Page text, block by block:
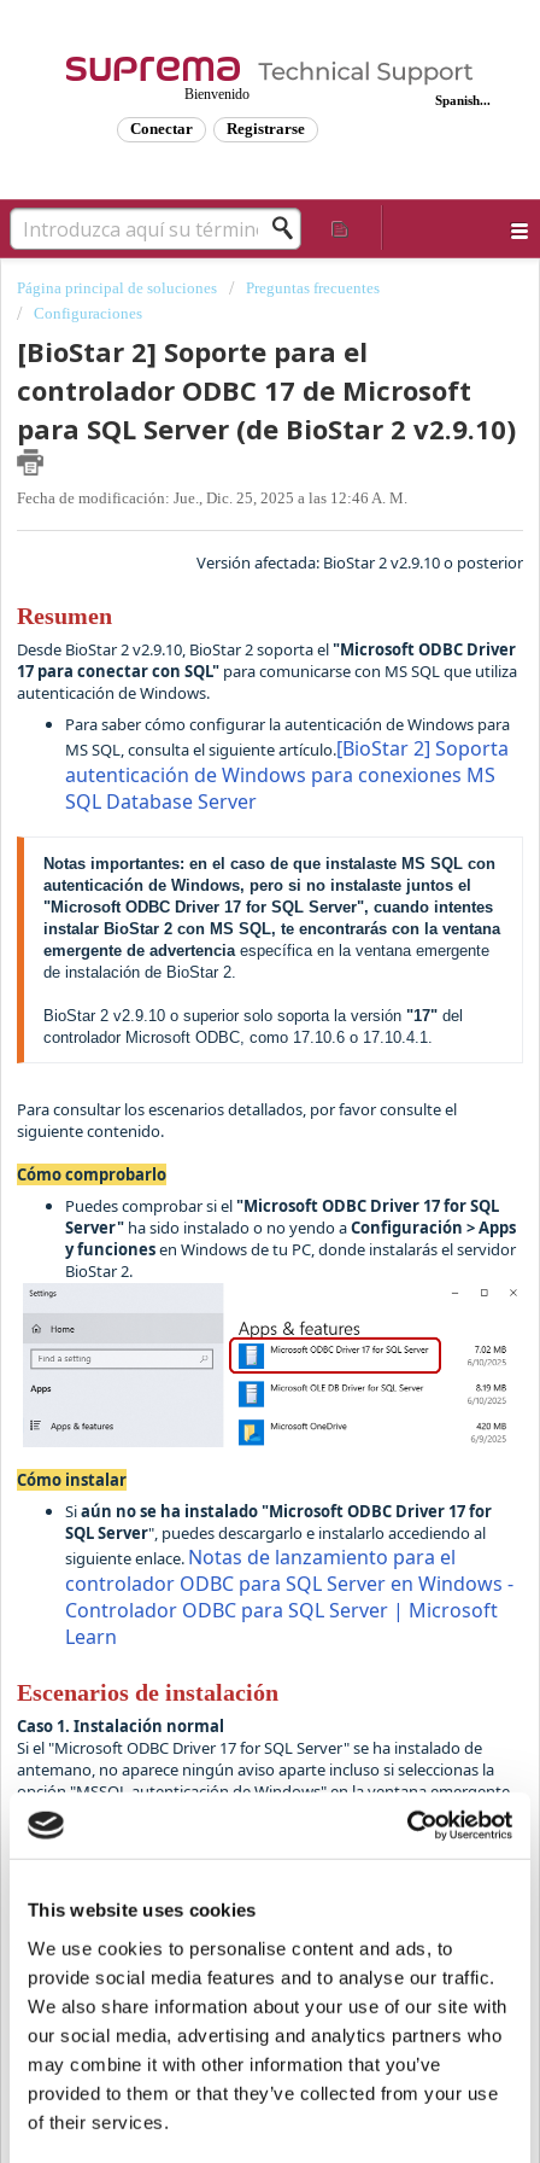
This website uses cookies
We use cookies to personalise content and ads, to
provide social media features and to analyse our traffic.
We also share information about your use of our site with
our social media, advertising and analytics partners who
may combine it with other information that you’ve
provided to them or that they’ve collected from your use
of their services.
Spanish...
Bienvenido
Conectar Registrarse
Página principal de soluciones
Preguntas frecuentes
Configuraciones
[BioStar 2] Soporte para el
controlador ODBC 17 de Microsoft
para SQL Server (de BioStar 2 v2.9.10)
Fecha de modificación: Jue., Dic. 25, 2025 a las 12:46 A. M.
Versión afectada: BioStar 2 v2.9.10 o posterior
Resumen
Desde BioStar 2 v2.9.10, BioStar 2 soporta el"Microsoft ODBC Driver
17 para conectar con SQL" para comunicarse con MS SQL que utiliza
autenticación de Windows.
Para saber cómo configurar la autenticación de Windows para
MS SQL, consulta el siguiente artículo.[BioStar 2] Soporta
autenticación de Windows para conexiones MS
SQL Database Server
Notas importantes: en el caso de que instalaste MS SQL con
autenticación de Windows, pero si no instalaste juntos el
"Microsoft ODBC Driver 17 for SQL Server", cuando intentes
instalar BioStar 2 con MS SQL, te encontrarás con la ventana
emergente de advertenciaespecífica en la ventana emergente
de instalación de BioStar 2.
BioStar 2 v2.9.10 o superior solo soporta la versión "17" del
controlador Microsoft ODBC, como 17.10.6 o 17.10.4.1.
Para consultar los escenarios detallados, por favor consulte el
siguiente contenido.
Cómo comprobarlo
Puedes comprobar si el"Microsoft ODBC Driver 17 for SQL
Server" ha sido instalado o no yendo aConfiguración > Apps
y funcionesen Windows de tu PC, donde instalarás el servidor
BioStar 2.
Cómo instalar
Siaún no se ha instalado "Microsoft ODBC Driver 17 for
SQL Server", puedes descargarlo e instalarlo accediendo al
siguiente enlace. Notas de lanzamiento para el
controlador ODBC para SQL Server en Windows -
Controlador ODBC para SQL Server | Microsoft
Learn
Escenarios de instalación
Caso 1. Instalación normal
Si el "Microsoft ODBC Driver 17 for SQL Server" se ha instalado de
antemano, no aparece ningún aviso aparte incluso si seleccionas la
opción "MSSQL autenticación de Windows" en la ventana emergente
de instalación de BioStar 2. Así que puedes instalar BioStar 2 sin
problema.